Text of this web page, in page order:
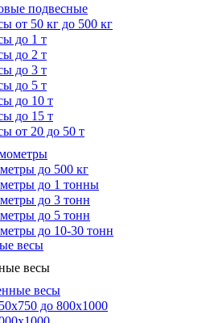
подвесные
от 50 кг до 500 кг
до 1 т
до 2 т
до 3 т
до 5 т
до 10 т
до 15 т
от 20 до 50 т
до 500 кг
до 1 тонны
до 3 тонн
до 5 тонн
до 10-30 тонн
весы
весы
весы
до 800х1000